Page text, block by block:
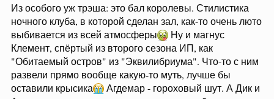
Из особого уж трэша: это бал королевы. Стилистика
ночного клуба, в которой сделан зал, как-то очень люто
выбивается из всей атмосферы
Ну и магнус
Клемент, спёртый из второго сезона ИП, как
"Обитаемый остров" из "Эквилибриума". Что-то с ним
развели прямо вообще какую-то муть, лучше бы
оставили крысика
Агдемар - гороховый шут. А Дик и